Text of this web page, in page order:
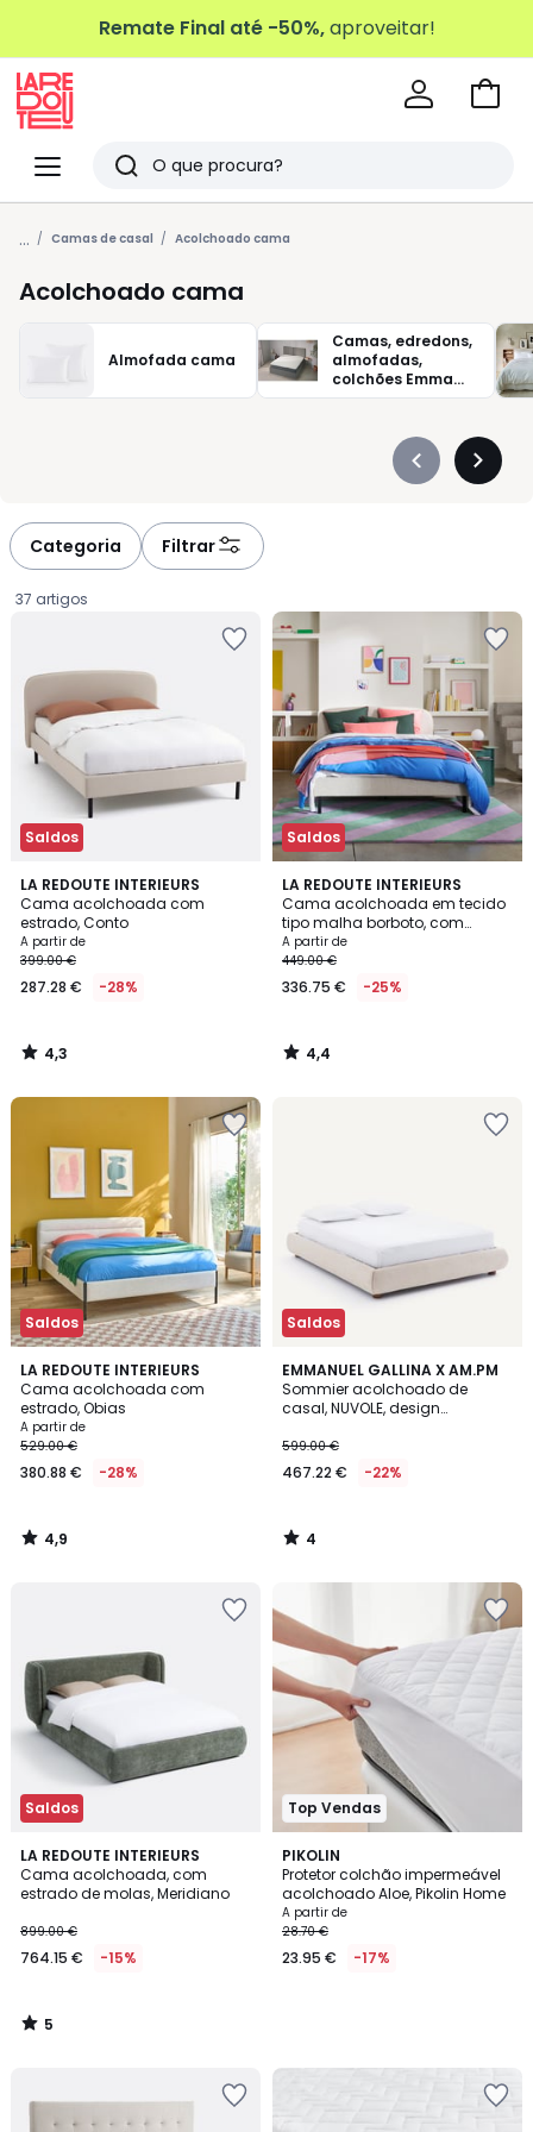
Remate Final até -50%,aproveitar!
Menu
Redoute
Pesquisar
Últimos
artigos
vistos
Ir
... Camas de casal Acolchoado cama
Acolchoado cama
Almofada cama
Camas, edredons,
almofadas,
colchões Emma
Colchão
Précédent
Categoria Filtrar
37 artigos
Saldos
LA REDOUTE INTERIEURS
Cama acolchoada com
estrado, Conto
Preço
a
partir
287.28
€
399.00
28%
de
desconto
aplicado.
A partir de
399.00 €
287.28 € -28%
4,3
/ 5
4,3
/
Saldos
LA REDOUTE INTERIEURS
Cama acolchoada em tecido
tipo malha borboto, com
sommier, Conto
A partir de
449.00 €
336.75 € -25%
4,4
/ 5
4,4
/
Saldos
LA REDOUTE INTERIEURS
Cama acolchoada com
estrado, Obias
A partir de
529.00 €
380.88 € -28%
4,9
/ 5
4,9
/
Saldos
EMMANUEL GALLINA X AM.PM
Sommier acolchoado de
casal, NUVOLE, design
599.00 €
467.22 € -22%
4
/
5
4
/
Saldos
LA REDOUTE INTERIEURS
Cama acolchoada, com
estrado de molas, Meridiano
899.00 €
764.15 € -15%
5
/
5
5
/
Top Vendas
PIKOLIN
Protetor colchão impermeável
acolchoado Aloe, Pikolin Home
A partir de
28.70 €
23.95 € -17%